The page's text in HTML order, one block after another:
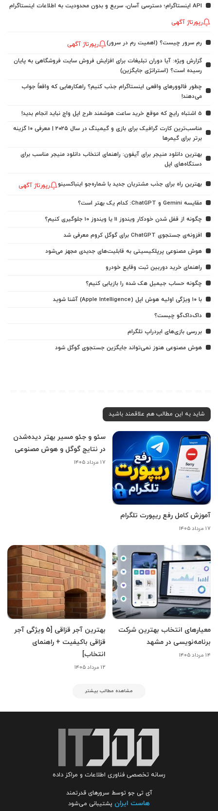
API اینستاگرام؛ دسترسی آسان، سریع و بدون محدودیت به اطلاعات اینستاگرام
رپورتاژ آگهی
رم سرور چیست؟ (اهمیت رم در سرور) رپورتاژ آگهی
گزارش ویژه: آیا دوران تبلیغات برای افزایش فروش سایت فروشگاهی به پایان
رسیده است؟ (استراتژی جایگزین)
چطور فالوورهای واقعی اینستاگرام جذب کنیم؟ راهکارهایی که واقعاً جواب
می‌دهند!
5 اشتباه رایج که موقع خرید ساعت هوشمند طرح اپل واچ نباید انجام بدید!
مناسب‌ترین کارت گرافیک برای بازی و گیمینگ در سال ۲۰۲۵ | معرفی ۱۰ گزینه
برتر برای گیمرها
بهترین دانلود منیجر برای آیفون: راهنمای انتخاب دانلود منیجر مناسب برای
دستگاه‌های اپل
بهترین راه برای جذب مشتریان جدید با شماره‌جو اینباکسینو رپورتاژ آگهی
مقایسه Gemini و ChatGPT: کدام یک بهتر است؟
چگونه از قفل شدن خودکار ویندوز 11 یا ویندوز 10 جلوگیری کنیم؟
افزونه‌ی جستجوی ChatGPT برای گوگل کروم معرفی شد
هوش مصنوعی پرپلکیسیتی به قابلیت‌های جدیدی مجهز می‌شود
راهنمای خرید دوربین ثبت وقایع خودرو
چگونه حساب جیمیل هک شده را بازیابی کنیم؟
با ۱۰ ویژگی اولیه هوش اپل (Apple Intelligence) آشنا شوید
داک‌داک‌گو چیست؟
بررسی بازی‌های ایردراپ تلگرام
هوش مصنوعی هنوز نمی‌تواند جایگزین جستجوی گوگل شود
شاید به این مطالب هم علاقمند باشید
آموزش کامل رفع ریپورت تلگرام
۱۷ مرداد ۱۴۰۵
سئو و جئو مسیر بهتر دیده‌شدن
در نتایج گوگل و هوش مصنوعی
۱۷ مرداد ۱۴۰۵
معیارهای انتخاب بهترین شرکت
برنامه‌نویسی در مشهد
۱۴ مرداد ۱۴۰۵
بهترین آجر قزاقی [5 ویژگی آجر
قزاقی باکیفیت + راهنمای
انتخاب]
۱۲ مرداد ۱۴۰۵
مشاهده مطالب بیشتر
رسانه تخصصی فناوری اطلاعات و مراکز داده
آی تی جو توسط سرورهای قدرتمند
هاست ایران پشتیبانی می‌شود